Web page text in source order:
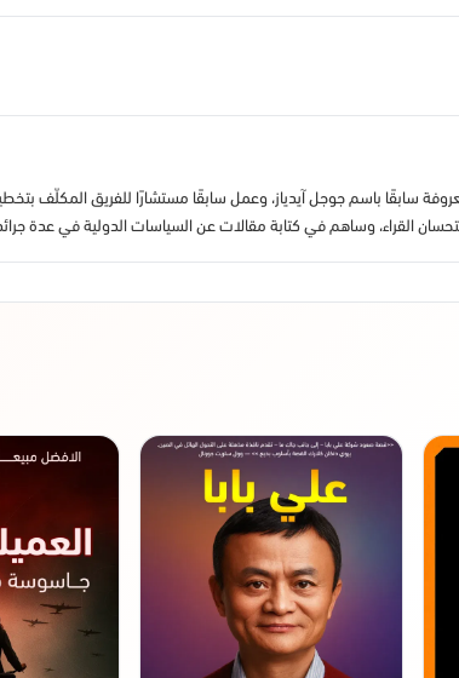
سابقًا باسم جوجل آيدياز، وعمل سابقًا مستشارًا للفريق المكلّف
القراء، وساهم في كتابة مقالات عن السياسات الدولية في عدة